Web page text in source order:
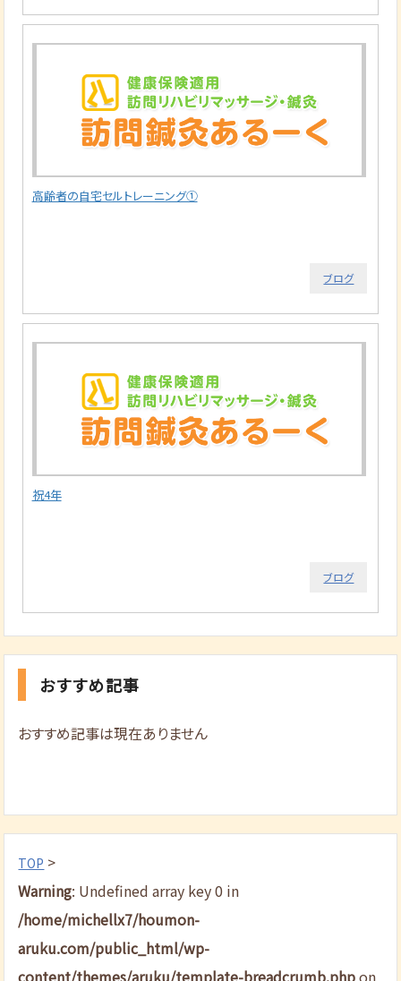
高齢者の自宅セルトレーニング①
ブログ
祝4年
ブログ
おすすめ記事
おすすめ記事は現在ありません
TOP >
Warning: Undefined array key 0 in
/home/michellx7/houmon-
aruku.com/public_html/wp-
content/themes/aruku/template-breadcrumb.phpon